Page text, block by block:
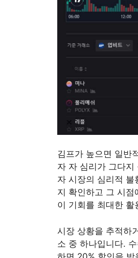
김프가 높으면 일반
자 자 심리가 그다
자 시장의 심리적
지 확인하고 그 시
이 기회를 최대한 활
시장 상황을 추적하
소 중 하나입니다.